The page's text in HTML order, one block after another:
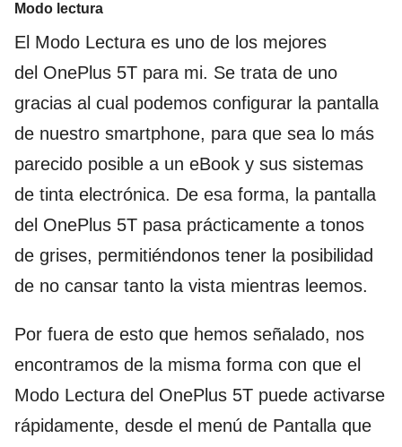
Modo lectura
El Modo Lectura es uno de los mejores
del OnePlus 5T para mi. Se trata de uno
gracias al cual podemos configurar la pantalla
de nuestro smartphone, para que sea lo más
parecido posible a un eBook y sus sistemas
de tinta electrónica. De esa forma, la pantalla
del OnePlus 5T pasa prácticamente a tonos
de grises, permitiéndonos tener la posibilidad
de no cansar tanto la vista mientras leemos.
Por fuera de esto que hemos señalado, nos
encontramos de la misma forma con que el
Modo Lectura del OnePlus 5T puede activarse
rápidamente, desde el menú de Pantalla que